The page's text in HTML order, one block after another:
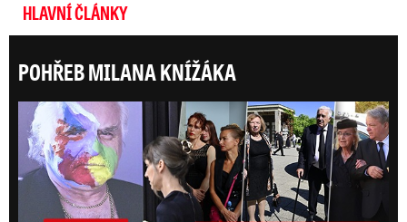
HLAVNÍ ČLÁNKY
POHŘEB MILANA KNÍŽÁKA